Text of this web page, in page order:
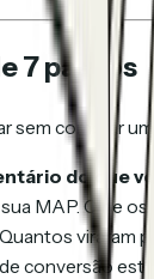
7 passos
sem comprar
do que
MAP. Olhe
viraram
conversão